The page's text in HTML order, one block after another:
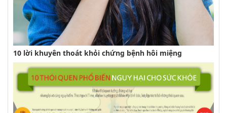
10 lời khuyên thoát khỏi chứng bệnh hôi miệng